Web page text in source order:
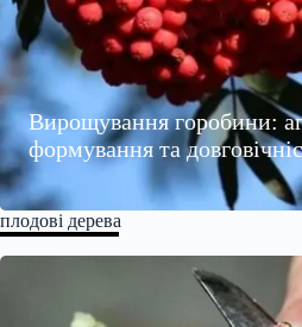
Вирощування горобини:
формування та
плодові дерева